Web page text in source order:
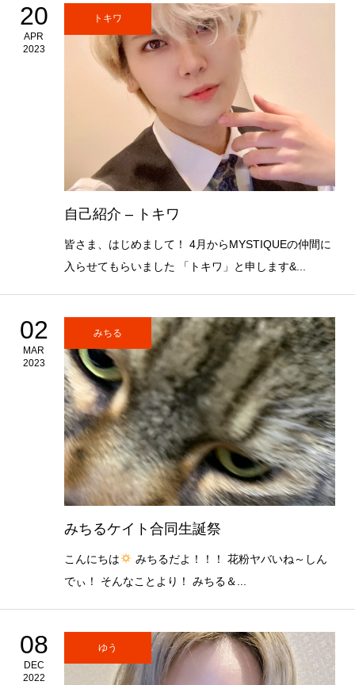
20
APR
2023
トキワ
自己紹介 – トキワ
皆さま、はじめまして！ 4月からMYSTIQUEの仲間に
入らせてもらいました 「トキワ」と申します&...
02
MAR
2023
みちる
みちるケイト合同生誕祭
こんにちは
みちるだよ！！！ 花粉ヤバいね～しん
でぃ！ そんなことより！ みちる＆...
08
DEC
2022
ゆう